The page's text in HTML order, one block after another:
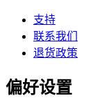
支持
联系我们
退货政策
偏好设置